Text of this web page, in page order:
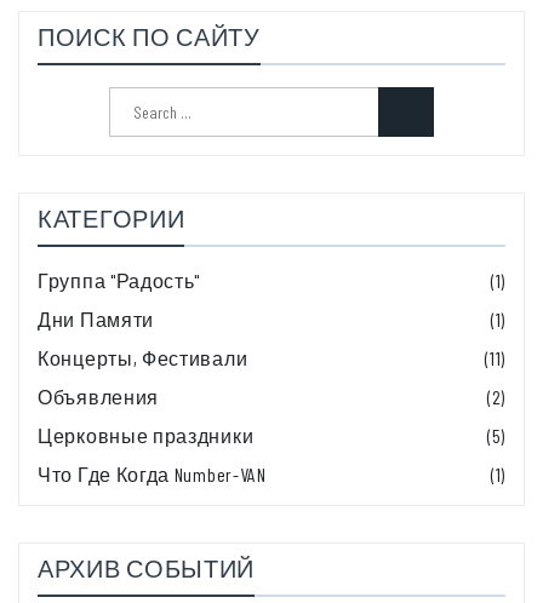
ПОИСК ПО САЙТУ
КАТЕГОРИИ
Группа "Радость"
(1)
Дни Памяти
(1)
Концерты, Фестивали
(11)
Объявления
(2)
Церковные праздники
(5)
Что Где Когда Number-VAN
(1)
АРХИВ СОБЫТИЙ